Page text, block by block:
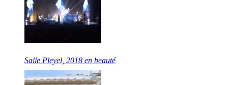
Salle Pleyel, 2018 en beauté